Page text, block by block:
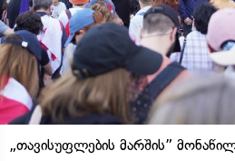
„თავისუფლების მარშის”